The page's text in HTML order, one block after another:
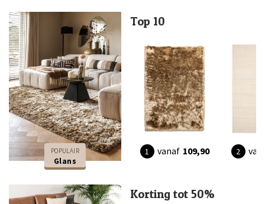
POPULAIR
Glans
Top 10
vanaf 109,90
Korting tot 50%